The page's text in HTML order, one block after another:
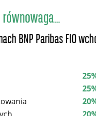
BNP Paribas FIO